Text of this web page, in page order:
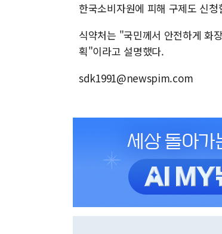
한국소비자원에 피해 구제도 신청
식약처는 "국민께서 안전하게 화
획"이라고 설명했다.
sdk1991@newspim.com